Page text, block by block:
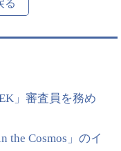
る
」審査員を務め
the Cosmos」のイ